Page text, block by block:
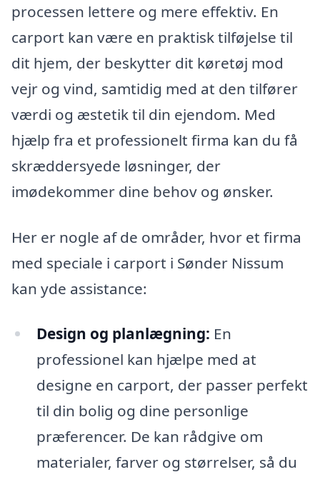
processen lettere og mere effektiv. En
carport kan være en praktisk tilføjelse til
dit hjem, der beskytter dit køretøj mod
vejr og vind, samtidig med at den tilfører
værdi og æstetik til din ejendom. Med
hjælp fra et professionelt firma kan du få
skræddersyede løsninger, der
imødekommer dine behov og ønsker.
Her er nogle af de områder, hvor et firma
med speciale i carport i Sønder Nissum
kan yde assistance:
Design og planlægning: En
professionel kan hjælpe med at
designe en carport, der passer perfekt
til din bolig og dine personlige
præferencer. De kan rådgive om
materialer, farver og størrelser, så du